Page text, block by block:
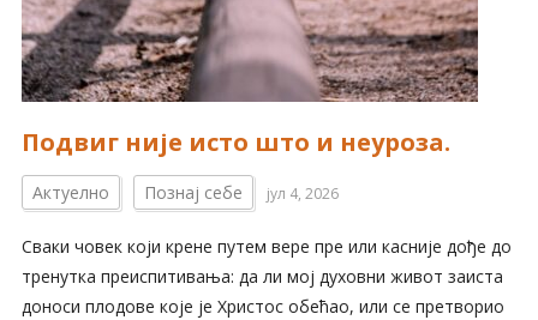
Подвиг није исто што и неуроза.
Актуелно Познај себе јул 4, 2026
Сваки човек који крене путем вере пре или касније дође до
тренутка преиспитивања: да ли мој духовни живот заиста
доноси плодове које је Христос обећао, или се претворио